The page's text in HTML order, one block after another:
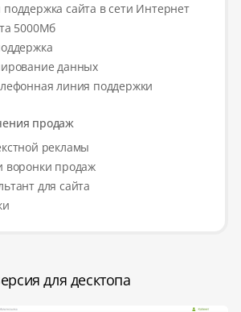
сайта в сети Интернет
5000Мб
данных
линия поддержки
продаж
рекламы
воронки продаж
для сайта
для десктопа